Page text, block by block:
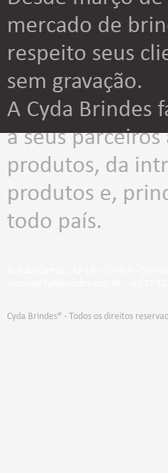
mercado de
respeito seus
sem gravação.
A Cyda Brindes
a seus
produtos, da
produtos e,
todo país.
Cyda Brindes® - Todos os direitos